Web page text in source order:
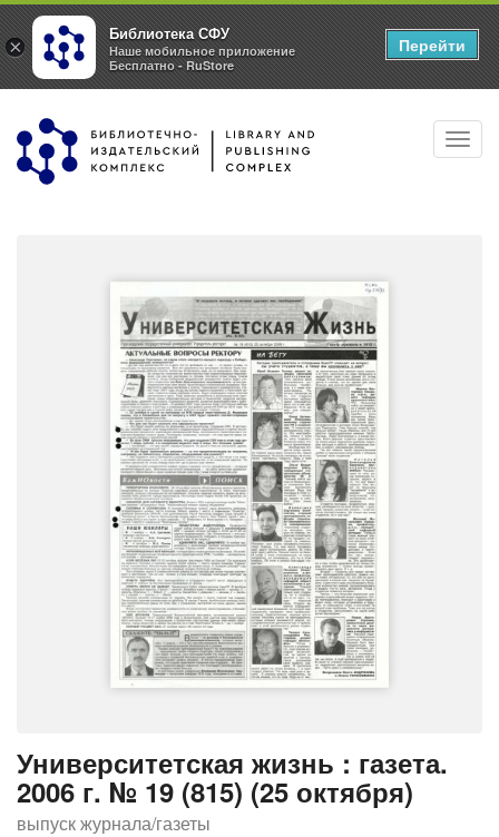
Перейти
основному
Университетская жизнь : газета.
2006 г. № 19 (815) (25 октября)
выпуск журнала/газеты
×
Библиотека СФУ
Наше мобильное приложение
Бесплатно - RuStore
Перейти